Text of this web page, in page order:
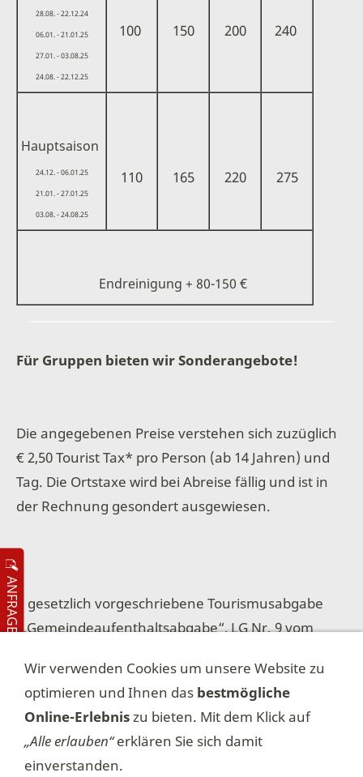
28.08. - 22.12.24
06.01. - 21.01.25
27.01. - 03.08.25
24.08. - 22.12.25
100 150 200 240
Hauptsaison
24.12. - 06.01.25
21.01. - 27.01.25
03.08. - 24.08.25
110 165 220 275
Endreinigung + 80-150 €
Für Gruppen bieten wir Sonderangebote!
Die angegebenen Preise verstehen sich zuzüglich
€ 2,50 Tourist Tax* pro Person (ab 14 Jahren) und
Tag. Die Ortstaxe wird bei Abreise fällig und ist in
der Rechnung gesondert ausgewiesen.
* gesetzlich vorgeschriebene Tourismusabgabe
(„Gemeindeaufenthaltsabgabe“, LG Nr. 9 vom
ANFRAGEN / RESERVIEREN
ImpressumKontakt
Wir verwenden Cookies um unsere Website zu
optimieren und Ihnen das bestmögliche
Online-Erlebniszu bieten. Mit dem Klick auf
„Alle erlauben“erklären Sie sich damit
einverstanden.